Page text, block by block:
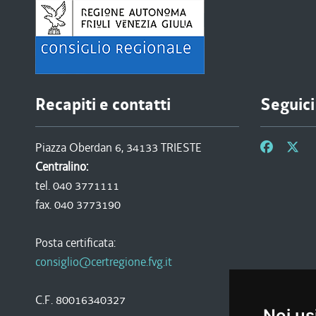
Recapiti e contatti
Piazza Oberdan 6, 34133 TRIESTE
Centralino:
tel. 040 3771111
fax. 040 3773190
Posta certificata:
consiglio@certregione.fvg.it
C.F. 80016340327